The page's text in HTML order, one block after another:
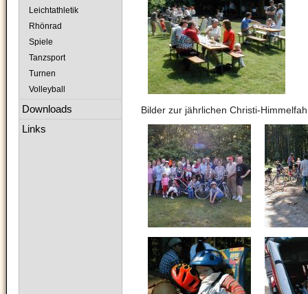
Bilder zur jährlichen Christi-
Leichtathletik
Rhönrad
Spiele
Tanzsport
Turnen
Volleyball
Downloads
Links